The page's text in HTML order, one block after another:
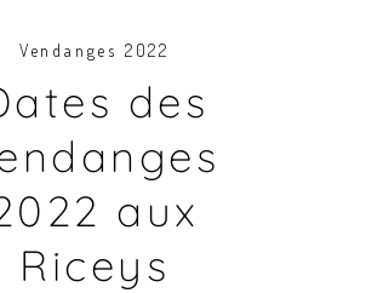
Vendanges 2022
des
aux
Riceys